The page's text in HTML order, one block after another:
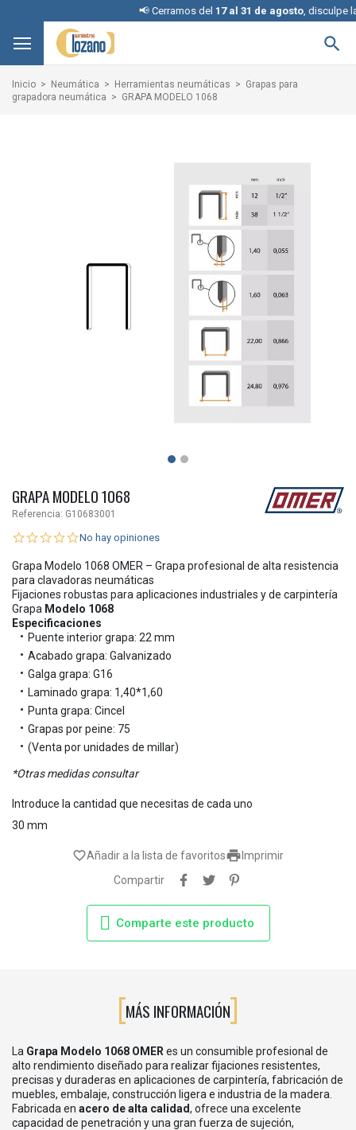
📢 Cerramos del17 al 31 de agosto, disculpe las

Inicio Neumática Herramientas neumáticas
Grapas para
grapadora neumática
GRAPA MODELO 1068
GRAPA MODELO 1068
Referencia: G10683001
No hay opiniones
Grapa Modelo 1068 OMER – Grapa profesional de alta resistencia
para clavadoras neumáticas
Fijaciones robustas para aplicaciones industriales y de carpintería
Grapa Modelo 1068
Especificaciones
Puente interior grapa: 22 mm
Acabado grapa: Galvanizado
Galga grapa: G16
Laminado grapa: 1,40*1,60
Punta grapa: Cincel
Grapas por peine: 75
(Venta por unidades de millar)
*Otras medidas consultar
Introduce la cantidad que necesitas de cada uno
30 mm
 Imprimir
favorite_borderAñadir a la lista de favoritos
Compartir
Comparte este producto
MÁS INFORMACIÓN
La Grapa Modelo 1068 OMER es un consumible profesional de
alto rendimiento diseñado para realizar fijaciones resistentes,
precisas y duraderas en aplicaciones de carpintería, fabricación de
muebles, embalaje, construcción ligera e industria de la madera.
Fabricada en acero de alta calidad, ofrece una excelente
capacidad de penetración y una gran fuerza de sujeción,